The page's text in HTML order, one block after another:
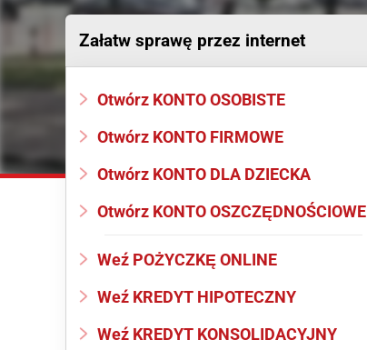
Załatw sprawę przez internet
Otwórz KONTO OSOBISTE
Otwórz KONTO FIRMOWE
Otwórz KONTO DLA DZIECKA
Otwórz KONTO OSZCZĘDNOŚCIOWE
Weź POŻYCZKĘ ONLINE
Weź KREDYT HIPOTECZNY
Weź KREDYT KONSOLIDACYJNY